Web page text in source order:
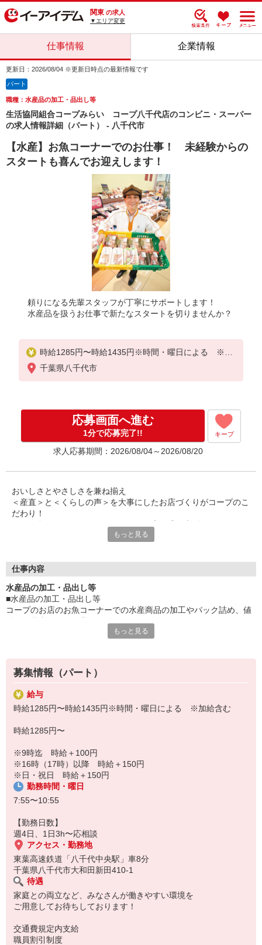
関東 の求人
▼エリア変更
仕事情報 企業情報
更新日：2026/08/04 ※更新日時点の最新情報です
パート
職種：水産品の加工・品出し等
生活協同組合コープみらい コープ八千代店のコンビニ・スーパー
の求人情報詳細（パート） - 八千代市
【水産】お魚コーナーでのお仕事！ 未経験からの
スタートも喜んでお迎えします！
頼りになる先輩スタッフが丁寧にサポートします！
水産品を扱うお仕事で新たなスタートを切りませんか？
時給1285円〜時給1435円※時間・曜日による ※加
給含む
※9時迄 時給＋100円
※16時（17時）以降 時給＋150円
※日・祝日 時給＋150円
千葉県八千代市
応募画面へ進む
1分で応募完了!! キープ
求人応募期間：2026/08/04～2026/08/20
おいしさとやさしさを兼ね揃え
＜産直＞と＜くらしの声＞を大事にしたお店づくりがコープのこ
だわり！
お魚コーナーでの商品加工をはじめ
未経験からのチャレンジもOKです。
頼りになる先輩スタッフがしっかり支えます！
という方は、ぜひ飛び込んできてください！
もっと見る
仕事内容
水産品の加工・品出し等
■水産品の加工・品出し等
コープのお店のお魚コーナーでの水産商品の加工やパック詰め、値
主な仕事は新鮮な魚介類の下処理やパック詰め、値付け、陳列。時
さばく技術は一から丁寧にお教えしますのでご安心ください！
最初は先輩職員が丁寧にお教えするので安心してお仕事スタート出
来ます！
もっと見る
募集情報（パート）
給与
時給1285円〜時給1435円※時間・曜日による ※加給含む
時給1285円〜
※9時迄 時給＋100円
※16時（17時）以降 時給＋150円
※日・祝日 時給＋150円
勤務時間・曜日
7:55〜10:55
【勤務日数】
週4日、1日3h〜応相談
アクセス・勤務地
東葉高速鉄道「八千代中央駅」車8分
千葉県八千代市大和田新田410-1
待遇
家庭との両立など、みなさんが働きやすい環境を
ご用意してお待ちしております！
交通費規定内支給
職員割引制度